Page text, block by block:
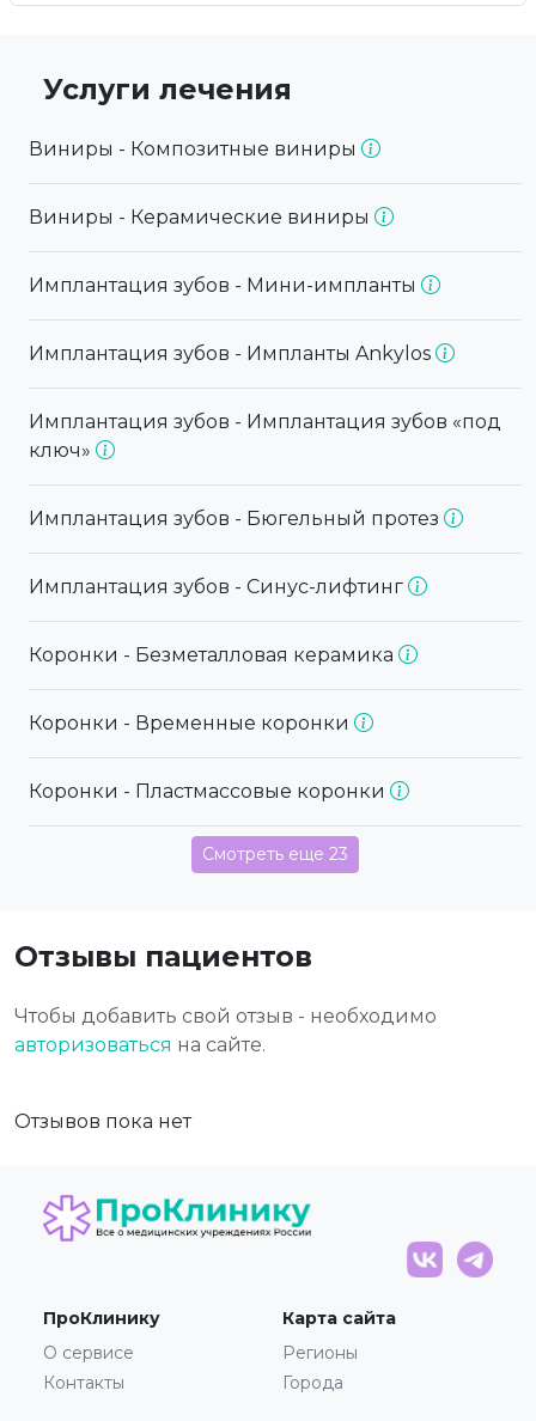
Услуги лечения
Виниры - Композитные виниры
Виниры - Керамические виниры
Имплантация зубов - Мини-импланты
Имплантация зубов - Импланты Ankylos
Имплантация зубов - Имплантация зубов «под
ключ»
Имплантация зубов - Бюгельный протез
Имплантация зубов - Синус-лифтинг
Коронки - Безметалловая керамика
Коронки - Временные коронки
Коронки - Пластмассовые коронки
Смотреть еще 23
Отзывы пациентов
Чтобы добавить свой отзыв - необходимо
авторизоваться на сайте.
Отзывов пока нет
ПроКлинику
О сервисе
Контакты
Карта сайта
Регионы
Города